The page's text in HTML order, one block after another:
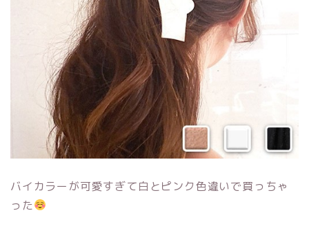
バイカラーが可愛すぎて白とピンク色違いで買っちゃ
った